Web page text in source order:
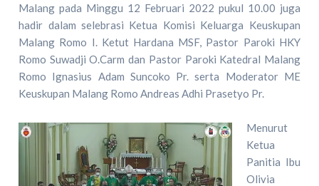
Malang pada Minggu 12 Februari 2022 pukul 10.00 juga
hadir dalam selebrasi Ketua Komisi Keluarga Keuskupan
Malang Romo I. Ketut Hardana MSF, Pastor Paroki HKY
Romo Suwadji O.Carm dan Pastor Paroki Katedral Malang
Romo Ignasius Adam Suncoko Pr. serta Moderator ME
Keuskupan Malang Romo Andreas Adhi Prasetyo Pr.
Menurut
Ketua
Panitia Ibu
Olivia